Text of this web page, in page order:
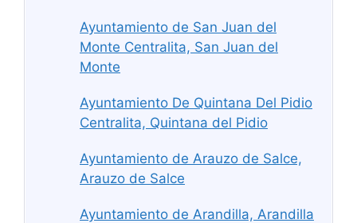
Ayuntamiento de San Juan del
Monte Centralita, San Juan del
Monte
Ayuntamiento De Quintana Del Pidio
Centralita, Quintana del Pidio
Ayuntamiento de Arauzo de Salce,
Arauzo de Salce
Ayuntamiento de Arandilla, Arandilla